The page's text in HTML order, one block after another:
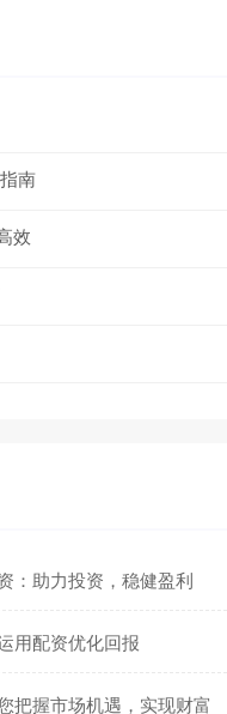
南
效
：助力投资，稳健盈利
用配资优化回报
把握市场机遇，实现财富